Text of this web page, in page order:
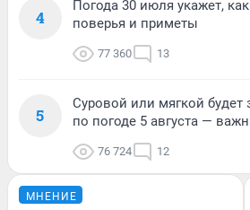
4
Погода 30 июля укажет,
поверья и приметы
77 360 13
5
Суровой или мягкой
по погоде 5 августа —
76 724 12
МНЕНИЕ